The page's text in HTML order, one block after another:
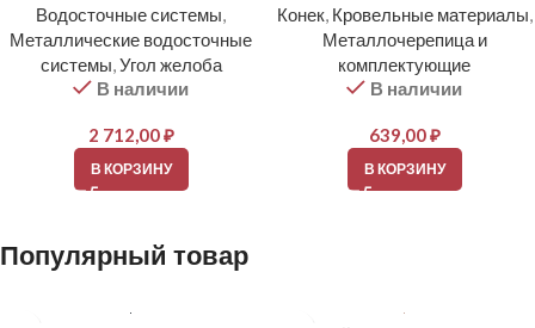
Водосточные системы,
Металлические водосточные
системы,Угол желоба
В наличии
2 712,00₽
В КОРЗИНУ
Конек, Кровельные материалы,
Металлочерепица и
комплектующие
В наличии
639,00₽
В КОРЗИНУ
Популярный товар